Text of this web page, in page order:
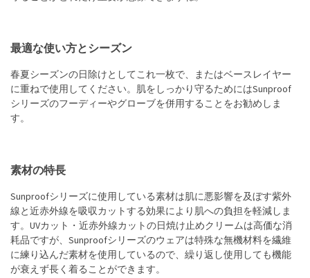
最適な使い方とシーズン
春夏シーズンの日除けとしてこれ一枚で、またはベースレイヤー
に重ねで使用してください。肌をしっかり守るためにはSunproof
シリーズのフーディーやグローブを併用することをお勧めしま
す。
素材の特長
Sunproofシリーズに使用している素材は肌に悪影響を及ぼす紫外
線と近赤外線を吸収カットする効果により肌への負担を軽減しま
す。UVカット・近赤外線カットの日焼け止めクリームは高価な消
耗品ですが、Sunproofシリーズのウェアは特殊な無機材料を繊維
に練り込んだ素材を使用しているので、繰り返し使用しても機能
が衰えず長く着ることができます。